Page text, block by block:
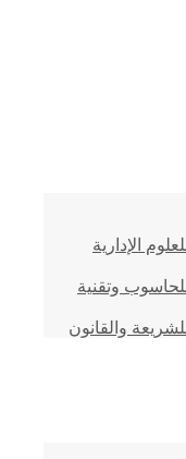
الإدارية
وتقنية
والقانون